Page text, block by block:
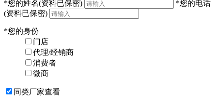
*您的姓名(资料已保密) *您的电话
(资料已保密)
*您的身份
门店
代理/经销商
消费者
微商
同类厂家查看